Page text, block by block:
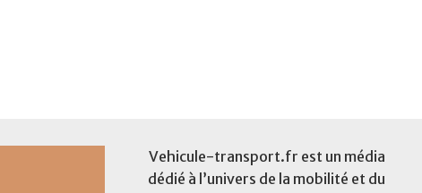
Vehicule-transport.fr est un média
dédié à l’univers de la mobilité et du